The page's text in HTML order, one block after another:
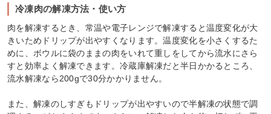
冷凍肉の解凍方法・使い方
肉を解凍するとき、常温や電子レンジで解凍すると温度変化が大
きいためドリップが出やすくなります。温度変化を小さくするた
めに、ボウルに袋のままの肉をいれて重しをしてから流水にさら
すと効率よく解凍できます。冷蔵庫解凍だと半日かかるところ、
流水解凍なら200gで30分かかりません。
また、解凍のしすぎもドリップが出やすいので半解凍の状態で調